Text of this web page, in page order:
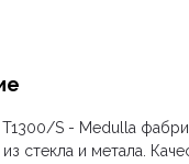
T1300/S - Medulla
стекла и метала.